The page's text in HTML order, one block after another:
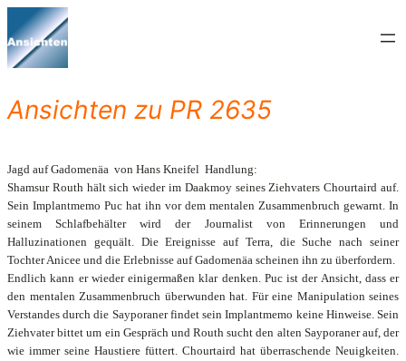
Zum
Inhalt
springen
Ansichten zu PR 2635
Jagd auf Gadomenäa  von Hans Kneifel  Handlung:
Shamsur Routh hält sich wieder im Daakmoy seines Ziehvaters Chourtaird auf.
Sein Implantmemo Puc hat ihn vor dem mentalen Zusammenbruch gewarnt. In
seinem Schlafbehälter wird der Journalist von Erinnerungen und
Halluzinationen gequält. Die Ereignisse auf Terra, die Suche nach seiner
Tochter Anicee und die Erlebnisse auf Gadomenäa scheinen ihn zu überfordern.
Endlich kann er wieder einigermaßen klar denken. Puc ist der Ansicht, dass er
den mentalen Zusammenbruch überwunden hat. Für eine Manipulation seines
Verstandes durch die Sayporaner findet sein Implantmemo keine Hinweise. Sein
Ziehvater bittet um ein Gespräch und Routh sucht den alten Sayporaner auf, der
wie immer seine Haustiere füttert. Chourtaird hat überraschende Neuigkeiten.